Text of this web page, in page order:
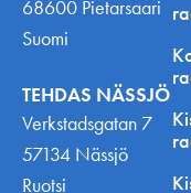
68600 Pietarsaari
Suomi
TEHDAS NÄSSJÖ
Verkstadsgatan 7
57134 Nässjö
Ruotsi